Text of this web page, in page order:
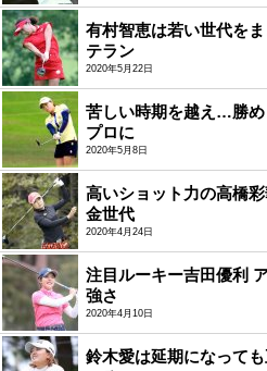
有村智恵は若い世代を
テラン
2020年5月22日
苦しい時期を越え…勝
プロに
2020年5月8日
高いショット力の高橋
金世代
2020年4月24日
注目ルーキー吉田優利
強さ
2020年4月10日
鈴木愛は延期になって